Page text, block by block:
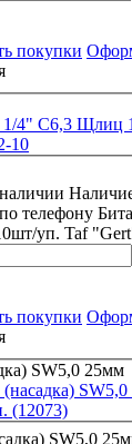
покупки
1/4" С6,3 Щлиц
10
телефону
уп. Taf
покупки
(насадка)
(12073)